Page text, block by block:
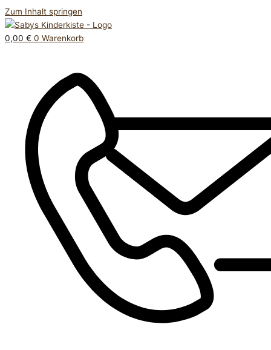
Zum Inhalt springen
0,00 € 0 Warenkorb